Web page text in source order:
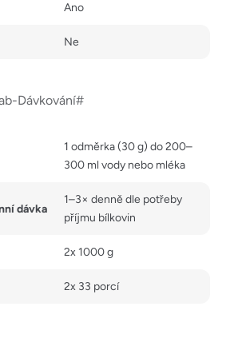
Ano
Ne
Dávkování#
1 odměrka (30 g) do 200–
300 ml vody nebo mléka
dávka
1–3× denně dle potřeby
příjmu bílkovin
2x 1000 g
2x 33 porcí